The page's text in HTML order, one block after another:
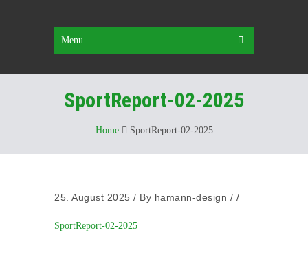
Menu
SportReport-02-2025
Home SportReport-02-2025
25. August 2025 / By hamann-design / /
SportReport-02-2025